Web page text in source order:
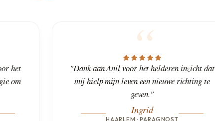
het
om
"Dank aan Anil voor het helderen inzicht dat
mij hielp mijn leven een nieuwe richting te
geven."
Ingrid
HAARLEM · PARAGNOST